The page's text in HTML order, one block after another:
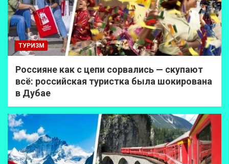
ТУРИЗМ
Россияне как с цепи сорвались — скупают
всё: российская туристка была шокирована
в Дубае